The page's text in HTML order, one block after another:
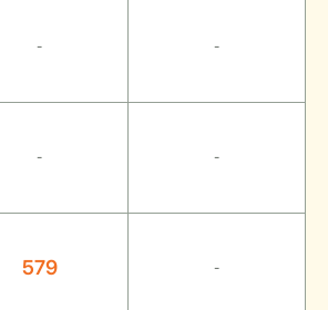
- -
- -
579 -